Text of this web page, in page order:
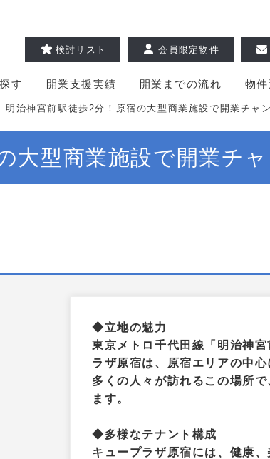
す 開業支援実績 開業までの流れ 物
検討リスト 会員限定物件
明治神宮前駅徒歩2分！原宿の大型商業施設で開業チャ
大型商業施設で開業チ
◆立地の魅力
東京メトロ千代田線「明治神
ラザ原宿は、原宿エリアの中心
多くの人々が訪れるこの場所
ます。
◆多様なテナント構成
キュープラザ原宿には、健康